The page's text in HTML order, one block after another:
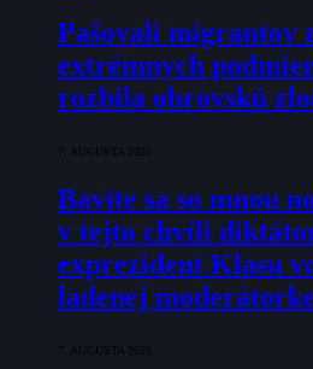
Pašovali migrantov
extrémnych
rozbila obrovskú
7. AUGUSTA 2026
Bavíte sa so mnou
v tejto chvíli
exprezident Klasu
ladenej
7. AUGUSTA 2026